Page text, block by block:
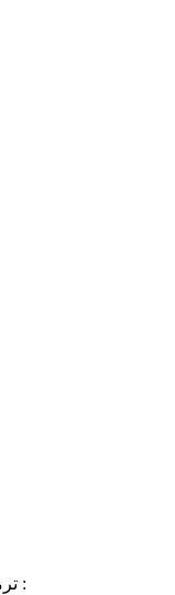
ترموگارد جهت حفاظت موتور در برابر سوختن :